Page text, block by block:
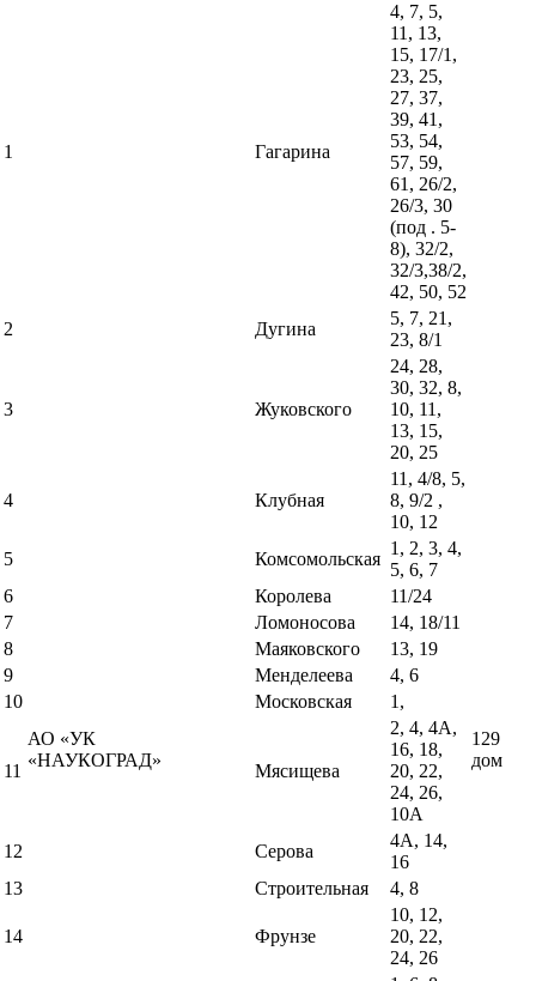
1
АО «УК
«НАУКОГРАД»
Гагарина
4, 7, 5,
11, 13,
15, 17/1,
23, 25,
27, 37,
39, 41,
53, 54,
57, 59,
61, 26/2,
26/3, 30
(под . 5-
8), 32/2,
32/3,38/2,
42, 50, 52
129
дом
2 Дугина
5, 7, 21,
23, 8/1
3 Жуковского
24, 28,
30, 32, 8,
10, 11,
13, 15,
20, 25
4 Клубная
11, 4/8, 5,
8, 9/2 ,
10, 12
5
Комсомольская
1, 2, 3, 4,
5, 6, 7
6
Королева
11/24
7
Ломоносова
14, 18/11
8
Маяковского
13, 19
9
Менделеева
4, 6
10
Московская 1,
11 Мясищева
2, 4, 4А,
16, 18,
20, 22,
24, 26,
10А
12
Серова
4А, 14,
16
13
Строительная 4, 8
14 Фрунзе
10, 12,
20, 22,
24, 26